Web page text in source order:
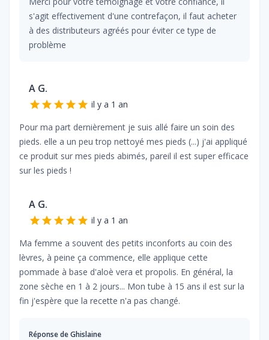
s'agit effectivement d'une contrefaçon, il faut acheter
à des distributeurs agréés pour éviter ce type de
problème
A G.
il y a 1 an
Pour ma part dernièrement je suis allé faire un soin des
pieds. elle a un peu trop nettoyé mes pieds (...) j'ai appliqué
ce produit sur mes pieds abimés, pareil il est super efficace
sur les pieds !
A G.
il y a 1 an
Ma femme a souvent des petits inconforts au coin des
lèvres, à peine ça commence, elle applique cette
pommade à base d'aloè vera et propolis. En général, la
zone sèche en 1 à 2 jours... Mon tube à 15 ans il est sur la
fin j'espère que la recette n'a pas changé.
Réponse deGhislaine